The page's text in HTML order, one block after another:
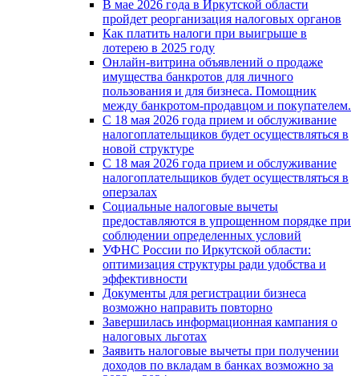
В мае 2026 года в Иркутской области
пройдет реорганизация налоговых органов
Как платить налоги при выигрыше в
лотерею в 2025 году
Онлайн-витрина объявлений о продаже
имущества банкротов для личного
пользования и для бизнеса. Помощник
между банкротом-продавцом и покупателем.
С 18 мая 2026 года прием и обслуживание
налогоплательщиков будет осуществляться в
новой стpyктype
С 18 мая 2026 года прием и обслуживание
налогоплательщиков будет осуществляться в
оперзалах
Социальные налоговые вычеты
предоставляются в упрощенном порядке при
соблюдении определенных условий
УФНС России по Иркутской области:
оптимизация структуры ради удобства и
эффективности
Документы для регистрации бизнеса
возможно направить повторно
Завершилась информационная кампания о
налоговых льготах
Заявить налоговые вычеты при получении
доходов по вкладам в банках возможно за